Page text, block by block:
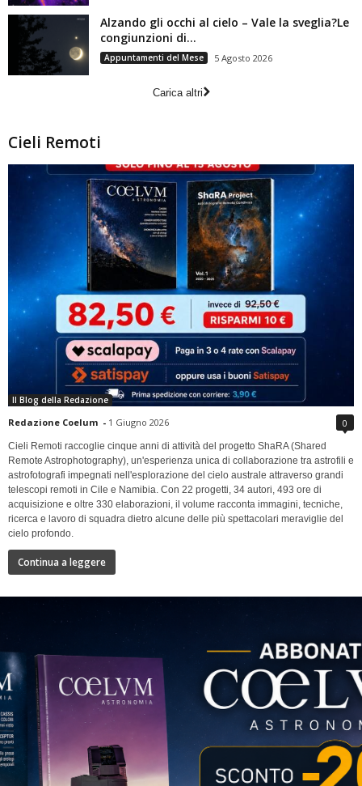
Alzando gli occhi al cielo – Vale la sveglia?Le
congiunzioni di...
Appuntamenti del Mese 5 Agosto 2026
Carica altri
Cieli Remoti
Il Blog della Redazione
Redazione Coelum - 1 Giugno 2026 0
Cieli Remoti raccoglie cinque anni di attività del progetto ShaRA (Shared
Remote Astrophotography), un'esperienza unica di collaborazione tra astrofili e
astrofotografi impegnati nell'esplorazione del cielo australe attraverso grandi
telescopi remoti in Cile e Namibia. Con 22 progetti, 34 autori, 493 ore di
acquisizione e oltre 330 elaborazioni, il volume racconta immagini, tecniche,
ricerca e lavoro di squadra dietro alcune delle più spettacolari meraviglie del
cielo profondo.
Continua a leggere